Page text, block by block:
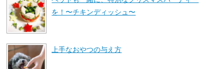
を！〜チキンディッシュ〜
上手なおやつの与え方